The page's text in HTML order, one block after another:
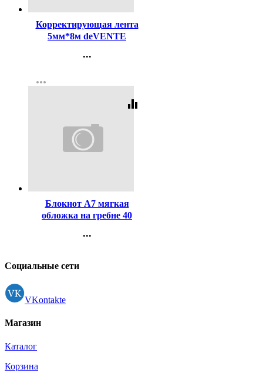
Корректирующая лента
5мм*8м deVENTE
...
Регистрация
more_horiz
equalizer
Блокнот А7 мягкая
обложка на гребне 40
Городские спорткары
...
Регистрация
Социальные сети
VKontakte
Магазин
Каталог
Корзина